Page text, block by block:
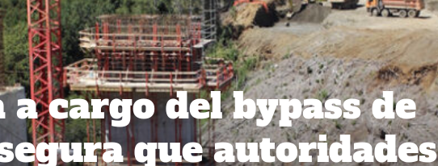
a cargo del bypass de
que autoridades